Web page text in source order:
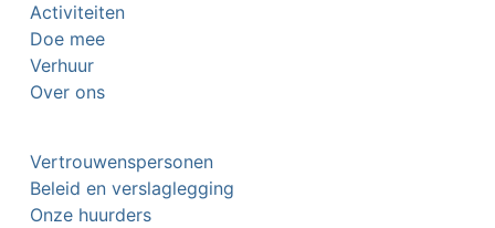
Activiteiten
Doe mee
Verhuur
Over ons
Vertrouwenspersonen
Beleid en verslaglegging
Onze huurders